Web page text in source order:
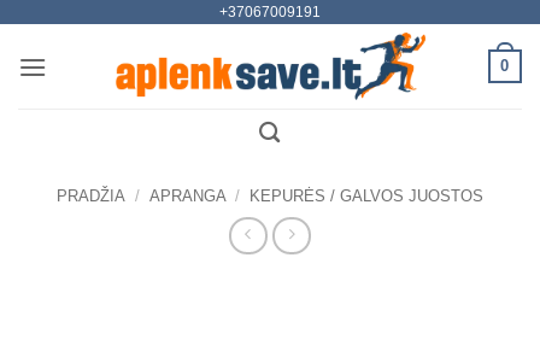
content
+37067009191
0
PRADŽIA / APRANGA / KEPURĖS / GALVOS JUOSTOS